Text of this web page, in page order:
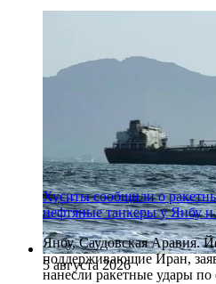
5 августа 2026
Хуситы сообщили о
нефтяные танкеры у Янбу
Янбу, Саудовская Аравия.
поддерживающие Иран,
нанесли ракетные удары